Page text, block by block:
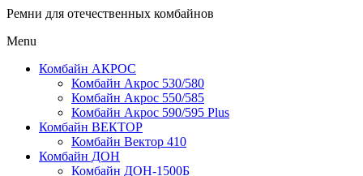
Ремни для отечественных комбайнов
Menu
Комбайн АКРОС
Комбайн Акрос 530/580
Комбайн Акрос 550/585
Комбайн Акрос 590/595 Plus
Комбайн ВЕКТОР
Комбайн Вектор 410
Комбайн ДОН
Комбайн ДОН-1500Б